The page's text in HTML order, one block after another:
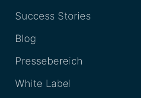
Success Stories
Blog
Pressebereich
White Label